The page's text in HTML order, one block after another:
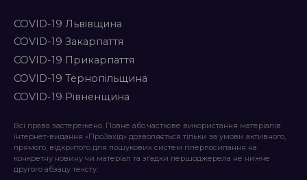
COVID-19 Львівщина
COVID-19 Закарпаття
COVID-19 Прикарпаття
COVID-19 Тернопільщина
COVID-19 Рівненщина
Всі права застережено. Повне або часткове використання матеріалів
інтернет-видання «ПроЗахід» дозволяється тільки за умови активного,
прямого, відкритого для пошукових систем гіперпосилання на
конкретну новину чи матеріал та згадки першоджерела не нижче
другого абзацу тексту.